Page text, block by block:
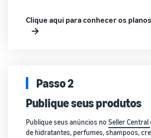
Clique aqui para conhecer os
Passo 2
Publique seus produtos
Publique seus anúncios no Seller Central
de hidratantes, perfumes, shampoos,